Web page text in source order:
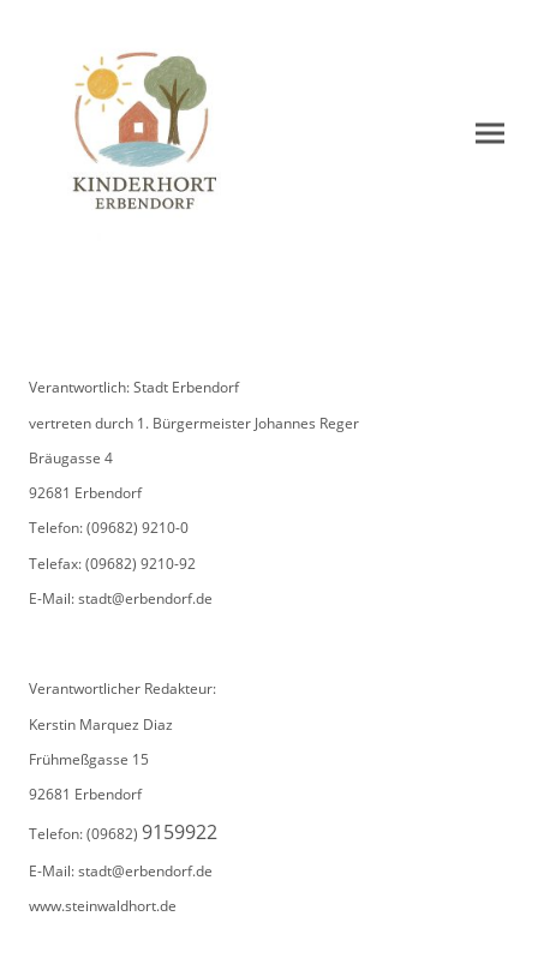
Verantwortlich: Stadt Erbendorf
vertreten durch 1. Bürgermeister Johannes Reger
Bräugasse 4
92681 Erbendorf
Telefon: (09682) 9210-0
Telefax: (09682) 9210-92
E-Mail: stadt@erbendorf.de
Verantwortlicher Redakteur:
Kerstin Marquez Diaz
Frühmeßgasse 15
92681 Erbendorf
Telefon: (09682) 9159922
E-Mail: stadt@erbendorf.de
www.steinwaldhort.de